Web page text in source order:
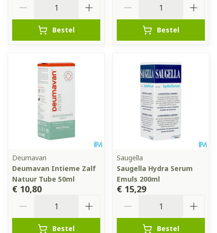
Bestel Bestel
Deumavan
Deumavan Intieme Zalf
Natuur Tube 50ml
€ 10,80
Bestel
Saugella
Saugella Hydra Serum
Emuls 200ml
€ 15,29
Bestel